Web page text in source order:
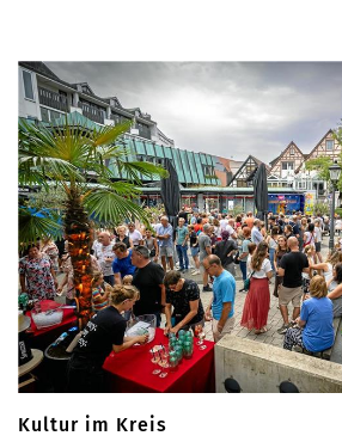
Kultur im Kreis